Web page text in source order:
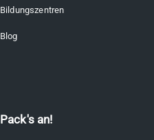
Bildungszentren
Blog
Pack's an!